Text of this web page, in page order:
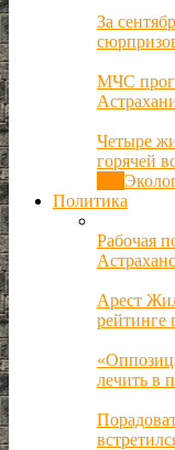
За
МЧС
Четыре
горячей
Политика
Рабочая
Арест
рейтинге
лечить в